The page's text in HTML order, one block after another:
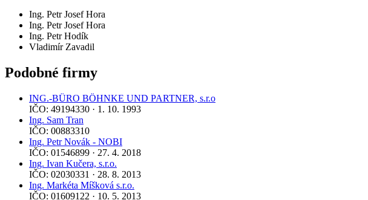
Ing. Petr Josef Hora
Ing. Petr Josef Hora
Ing. Petr Hodík
Vladimír Zavadil
Podobné firmy
ING.-BÜRO BÖHNKE UND PARTNER, s.r.o
IČO: 49194330 · 1. 10. 1993
Ing. Sam Tran
IČO: 00883310
Ing. Petr Novák - NOBI
IČO: 01546899 · 27. 4. 2018
Ing. Ivan Kučera, s.r.o.
IČO: 02030331 · 28. 8. 2013
Ing. Markéta Míšková s.r.o.
IČO: 01609122 · 10. 5. 2013